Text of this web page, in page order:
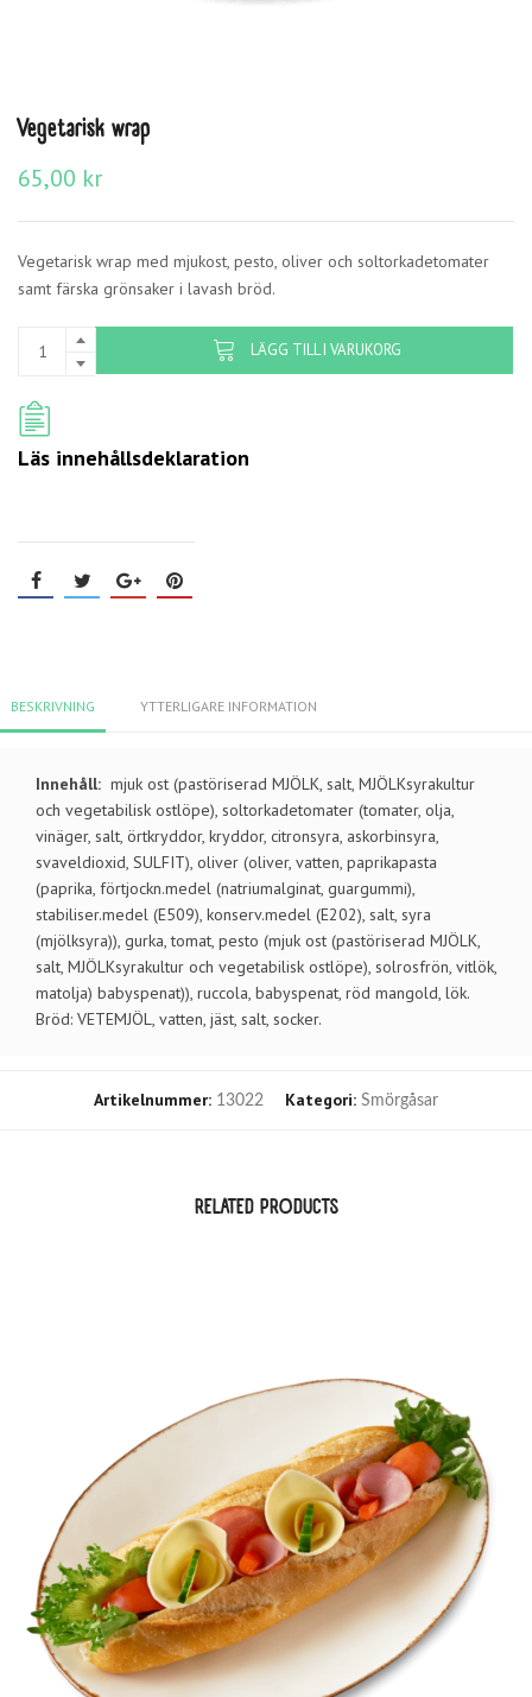
Vegetarisk wrap
65,00 kr
Vegetarisk wrap med mjukost, pesto, oliver och soltorkadetomater
samt färska grönsaker i lavash bröd.
LÄGG TILL I VARUKORG
Läs innehållsdeklaration
BESKRIVNING YTTERLIGARE INFORMATION
Innehåll: mjuk ost (pastöriserad MJÖLK, salt, MJÖLKsyrakultur
och vegetabilisk ostlöpe), soltorkadetomater (tomater, olja,
vinäger, salt, örtkryddor, kryddor, citronsyra, askorbinsyra,
svaveldioxid, SULFIT), oliver (oliver, vatten, paprikapasta
(paprika, förtjockn.medel (natriumalginat, guargummi),
stabiliser.medel (E509), konserv.medel (E202), salt, syra
(mjölksyra)), gurka, tomat, pesto (mjuk ost (pastöriserad MJÖLK,
salt, MJÖLKsyrakultur och vegetabilisk ostlöpe), solrosfrön, vitlök,
matolja) babyspenat)), ruccola, babyspenat, röd mangold, lök.
Bröd: VETEMJÖL, vatten, jäst, salt, socker.
Artikelnummer: 13022 Kategori: Smörgåsar
RELATED PRODUCTS